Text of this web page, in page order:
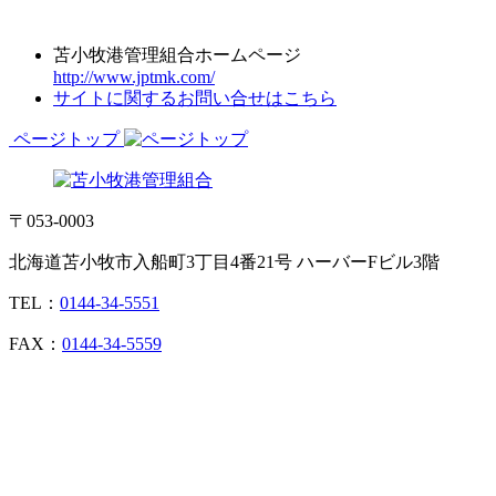
苫小牧港管理組合ホームページ
http://www.jptmk.com/
サイトに関するお問い合せはこちら
ページトップ
〒053-0003
北海道苫小牧市入船町3丁目4番21号 ハーバーFビル3階
TEL： 0144-34-5551
FAX： 0144-34-5559